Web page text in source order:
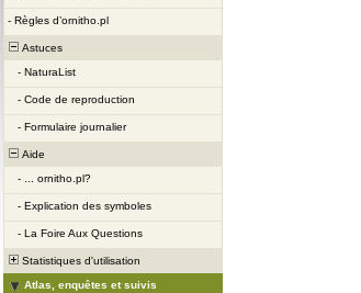
- Règles d’ornitho.pl
Astuces
- NaturaList
- Code de reproduction
- Formulaire journalier
Aide
-
... ornitho.pl?
- Explication des symboles
- La Foire Aux Questions
Statistiques d'utilisation
Atlas, enquêtes et suivis